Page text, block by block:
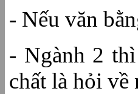
- Nếu văn
- Ngành 2
chất là hỏi về